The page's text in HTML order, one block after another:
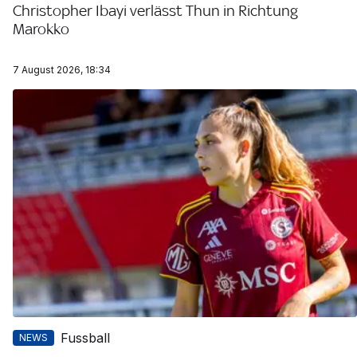
Christopher Ibayi verlässt Thun in Richtung
Marokko
7 August 2026, 18:34
NEWS Fussball